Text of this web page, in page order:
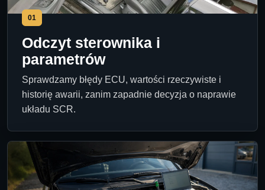
01
Odczyt sterownika i
parametrów
Sprawdzamy błędy ECU, wartości rzeczywiste i
historię awarii, zanim zapadnie decyzja o naprawie
układu SCR.